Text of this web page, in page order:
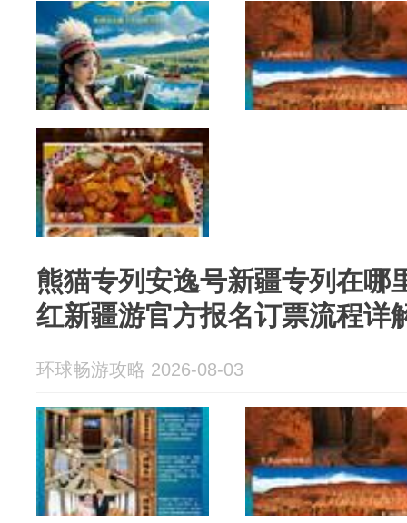
熊猫专列安逸号新疆专列在哪
红新疆游官方报名订票流程详
环球畅游攻略 2026-08-03